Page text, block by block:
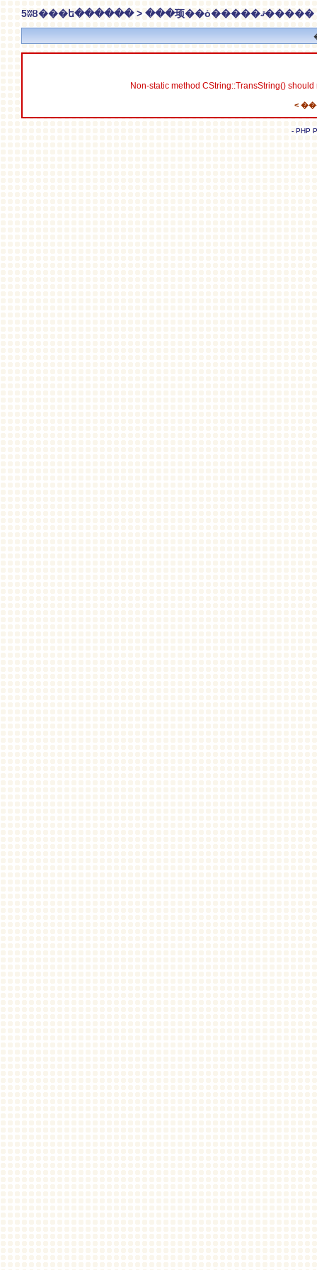
5ʬȢ���ե������ > ���顼��ȯ�����ޤ�����
Non-static method CString::TransString()
- PHP